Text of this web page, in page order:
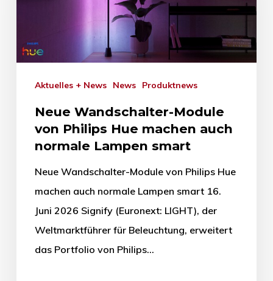
Aktuelles + News News Produktnews
Neue Wandschalter-Module
von Philips Hue machen auch
normale Lampen smart
Neue Wandschalter-Module von Philips Hue
machen auch normale Lampen smart 16.
Juni 2026 Signify (Euronext: LIGHT), der
Weltmarktführer für Beleuchtung, erweitert
das Portfolio von Philips…